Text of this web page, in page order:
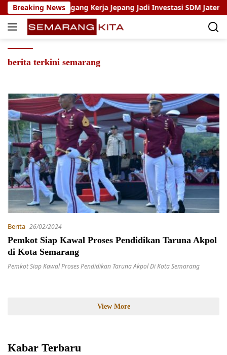
Skip
to
content
Breaking News
Program Magang Kerja Jepang Jadi Investasi SDM Jateng
berita terkini semarang
Berita 26/02/2024
Pemkot Siap Kawal Proses Pendidikan Taruna Akpol
di Kota Semarang
Pemkot Siap Kawal Proses Pendidikan Taruna Akpol Di Kota Semarang
View More
Kabar Terbaru